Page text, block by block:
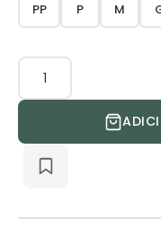
PP P M
Calça
Skinny
Masculina
quantidade